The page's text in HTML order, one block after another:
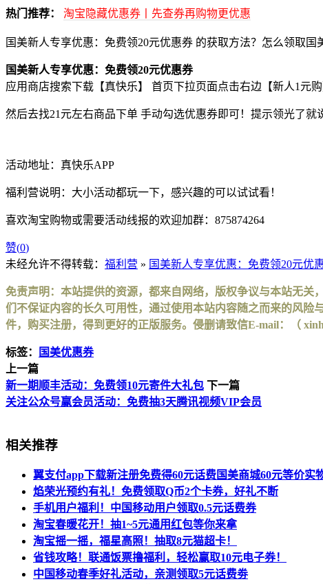
热门推荐： 淘宝隐藏优惠券丨先查券再购物更优惠
国美新人专享优惠：免费领20元优惠券 的获取方法？怎么领取
国美新人专享优惠：免费领20元优惠券
应用商店搜索下载【真快乐】 首页下拉页面点击右边【新人1元
然后去找21元左右商品下单 手动勾选优惠券即可！提示领光了就
活动地址：真快乐APP
福利营说明：大小活动都玩一下，感兴趣的可以试试看！
喜欢淘宝购物或需要活动线报的欢迎加群：875874264
赞(0)
未经允许不得转载： 福利营 » 国美新人专享优惠：免费领20元优
免责声明：本站提供的资源，都来自网络，版权争议与本站无
们不保证内容的长久可用性，通过使用本站内容随之而来的风险
件，购买注册，得到更好的正版服务。侵删请致信E-mail：（
标签：
国美优惠券
上一篇
新一期顺丰活动：免费领10元寄件大礼包 下一篇
关注公众号赢会员活动：免费抽3天腾讯视频VIP会员
相关推荐
翼支付app下载新注册免费得60元话费国美商城60元等价实
焰荣光预约有礼！免费领取Q币2个卡券，好礼不断
手机用户福利！中国移动用户领取0.5元话费券
淘宝春暖花开！抽1~5元通用红包等你来拿
淘宝摇一摇，福星高照！抽取8元猫超卡！
省钱攻略！联通饭票撸福利，轻松赢取10元电子券！
中国移动春季好礼活动，亲测领取5元话费劵